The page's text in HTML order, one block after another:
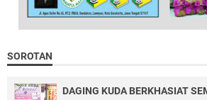
SOROTAN
DAGING KUDA BERKHASIAT